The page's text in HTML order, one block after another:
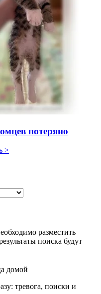
потеряно
>
разместить
поиска будут
домой
тревога, поиски и